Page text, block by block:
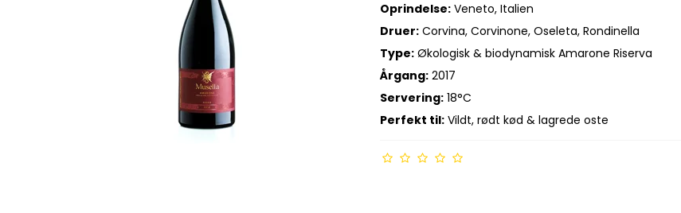
Oprindelse: Veneto, Italien
Druer: Corvina, Corvinone, Oseleta, Rondinella
Type: Økologisk & biodynamisk Amarone Riserva
Årgang: 2017
Servering: 18°C
Perfekt til: Vildt, rødt kød & lagrede oste